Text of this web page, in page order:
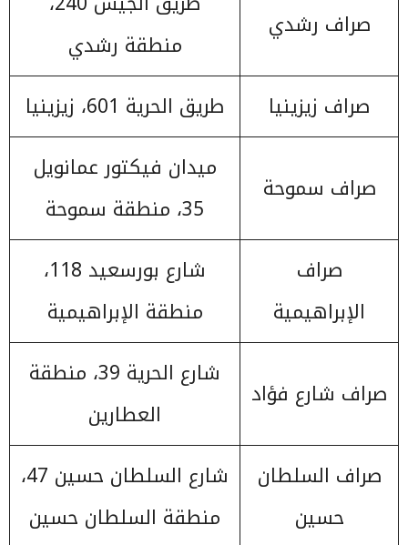
صراف رشدي
منطقة رشدي
صراف زيزينيا
طريق الحرية 601، زيزينيا
صراف سموحة
ميدان فيكتور عمانويل
35، منطقة سموحة
صراف
الإبراهيمية
شارع بورسعيد 118،
منطقة الإبراهيمية
صراف شارع فؤاد
شارع الحرية 39، منطقة
العطارين
صراف السلطان
حسين
شارع السلطان حسين 47،
منطقة السلطان حسين